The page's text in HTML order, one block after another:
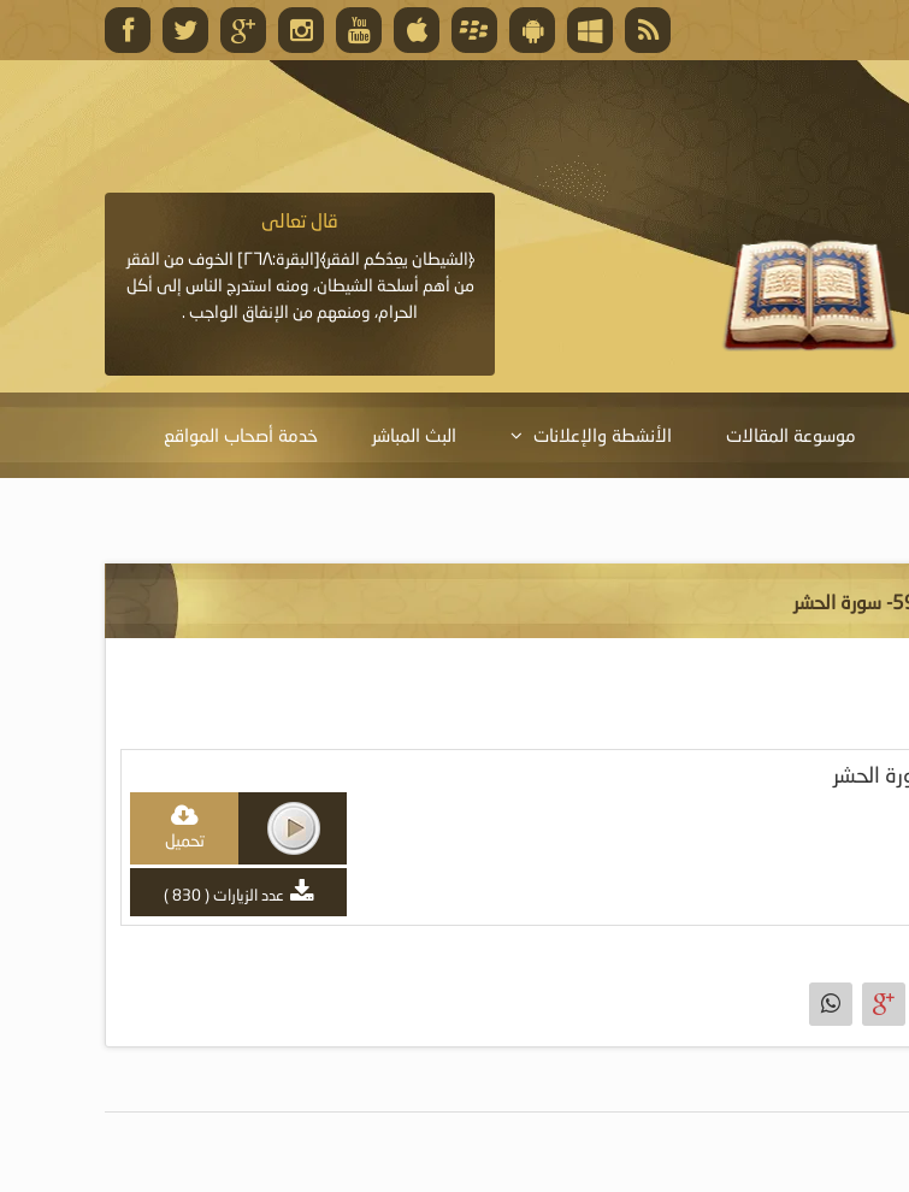
قال تعالى
المغفرة لأنها أغلى جائزة، وهي مفتاح باب العطايا التي
قال تعالى
﴿الشيطان يعِدُكم الفقر﴾[البقرة:٢٦٨] الخوف من الفقر
من أهم أسلحة الشيطان، ومنه استدرج الناس إلى أكل
الحرام، ومنعهم من الإنفاق الواجب .
موسوعة المقالات الأنشطة والإعلانات البث المباشر خدمة أصحاب المواقع
تحميل
عدد الزيارات ( 830 )